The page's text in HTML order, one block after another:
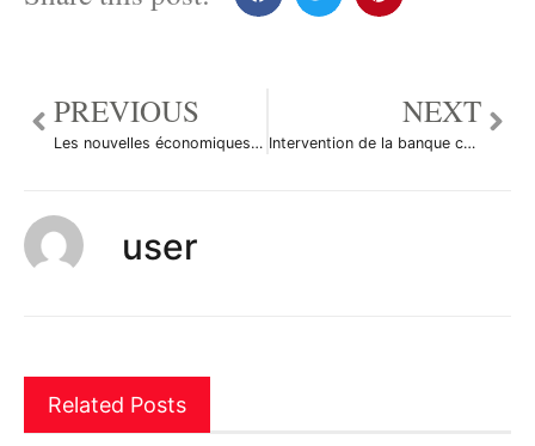
PREVIOUS
Les nouvelles économiques du 12 janvier 2011
NEXT
Intervention de la banque centrale pour stabiliser le franc congolais
user
Related Posts